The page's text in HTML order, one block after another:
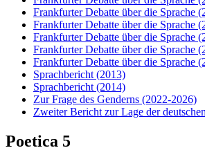
Frankfurter Debatte über die Sprache
Frankfurter Debatte über die Sprache
Frankfurter Debatte über die Sprache
Frankfurter Debatte über die Sprache
Frankfurter Debatte über die Sprache
Sprachbericht (2013)
Sprachbericht (2014)
Zur Frage des Genderns (2022-2026)
Zweiter Bericht zur Lage der
Poetica 5